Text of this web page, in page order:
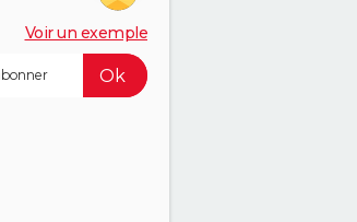
Voir un exemple